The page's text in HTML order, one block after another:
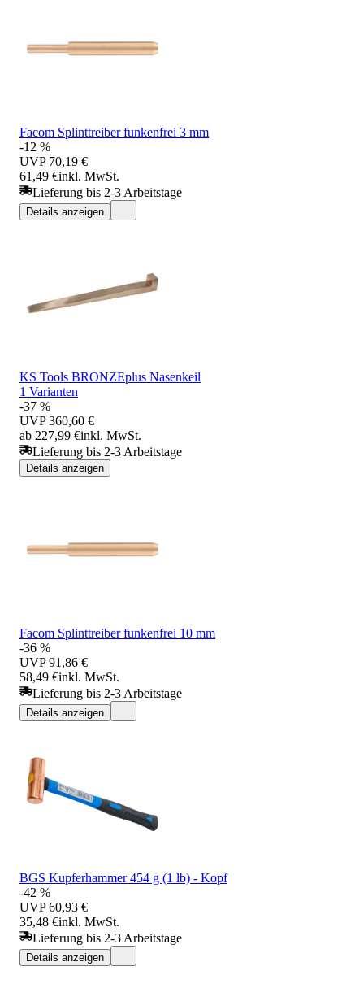
Facom Splinttreiber funkenfrei 3 mm
-12 %
UVP 70,19 €
61,49 €inkl. MwSt.
Lieferung bis 2-3 Arbeitstage
Details anzeigen
KS Tools BRONZEplus Nasenkeil
1 Varianten
-37 %
UVP 360,60 €
ab 227,99 €inkl. MwSt.
Lieferung bis 2-3 Arbeitstage
Details anzeigen
Facom Splinttreiber funkenfrei 10 mm
-36 %
UVP 91,86 €
58,49 €inkl. MwSt.
Lieferung bis 2-3 Arbeitstage
Details anzeigen
BGS Kupferhammer 454 g (1 lb) - Kopf
-42 %
UVP 60,93 €
35,48 €inkl. MwSt.
Lieferung bis 2-3 Arbeitstage
Details anzeigen